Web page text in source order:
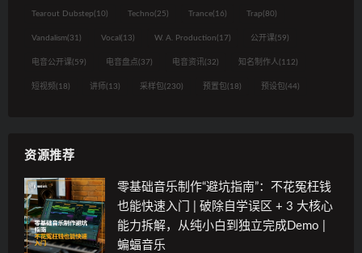
Tearout Dubstep(10) Techno(25) Trance(16) Trap(80)
Vandalism(31) Vocal (13) W. A. Production(17) 公开课(59)
电音公开课(59) 电音盘点(37) 电音资讯(32) 知名制作人(112)
短视频 (18) 讲师(13) 采样包(230) 预置包(18) 预设包(44)
资源推荐
零基础音乐制作“避坑指南”：不花冤枉钱
也能快速入门 | 破除自学误区 + 3 大核心
能力拆解，从纯小白到独立完成Demo |
蝙蝠音乐